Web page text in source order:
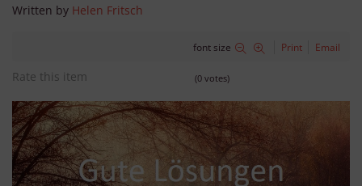
Written by Helen Fritsch
font size Print Email
Rate this item (0 votes)